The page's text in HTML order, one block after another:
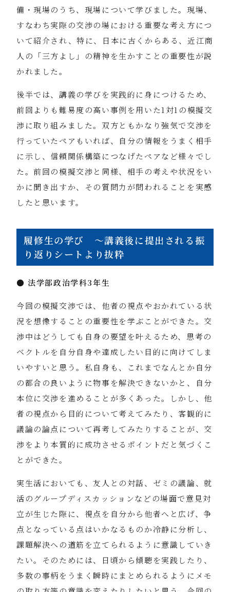
備・現場のうち、現場について学びました。現場、
すなわち実際の交渉の場における重要な考え方につ
いて紹介され、特に、日本に古くからある、近江商
人の「三方よし」の精神を生かすことの重要性が説
かれました。
後半では、講義の学びを実践的に身につけるため、
前回よりも難易度の高い事例を用いた1対1の模擬交
渉に取り組みました。双方ともかなり強気で交渉を
行っていたペアもいれば、自分の情報をうまく相手
に示し、信頼関係構築につなげたペアなど様々でし
た。前回の模擬交渉と同様、相手の考えや状況をい
かに聞き出すか、その質問力が問われることを実感
したと思います。
履修生の学び ～講義後に提出される振
り返りシートより抜粋
● 法学部政治学科3年生
今回の模擬交渉では、他者の視点やおかれている状
況を想像することの重要性を学ぶことができた。交
渉中はどうしても自身の要望を叶えるため、思考の
ベクトルを自分自身や達成したい目的に向けてしま
いやすいと思う。私自身も、これまでなんとか自分
の都合の良いように物事を解決できないかと、自分
本位に交渉を進めることが多くあった。しかし、他
者の視点から目的について考えてみたり、客観的に
議論の論点について再考してみたりすることが、交
渉をより本質的に成功させるポイントだと気づくこ
とができた。
実生活においても、友人との対話、ゼミの議論、就
活のグループディスカッションなどの場面で意見対
立が生じた際に、視点を自分から他者へと広げ、争
点となっている点はいかなるものか冷静に分析し、
課題解決への道筋を立てられるように意識していき
たい。そのためには、日頃から傾聴を実践したり、
多数の事柄をうまく瞬時にまとめられるようにメモ